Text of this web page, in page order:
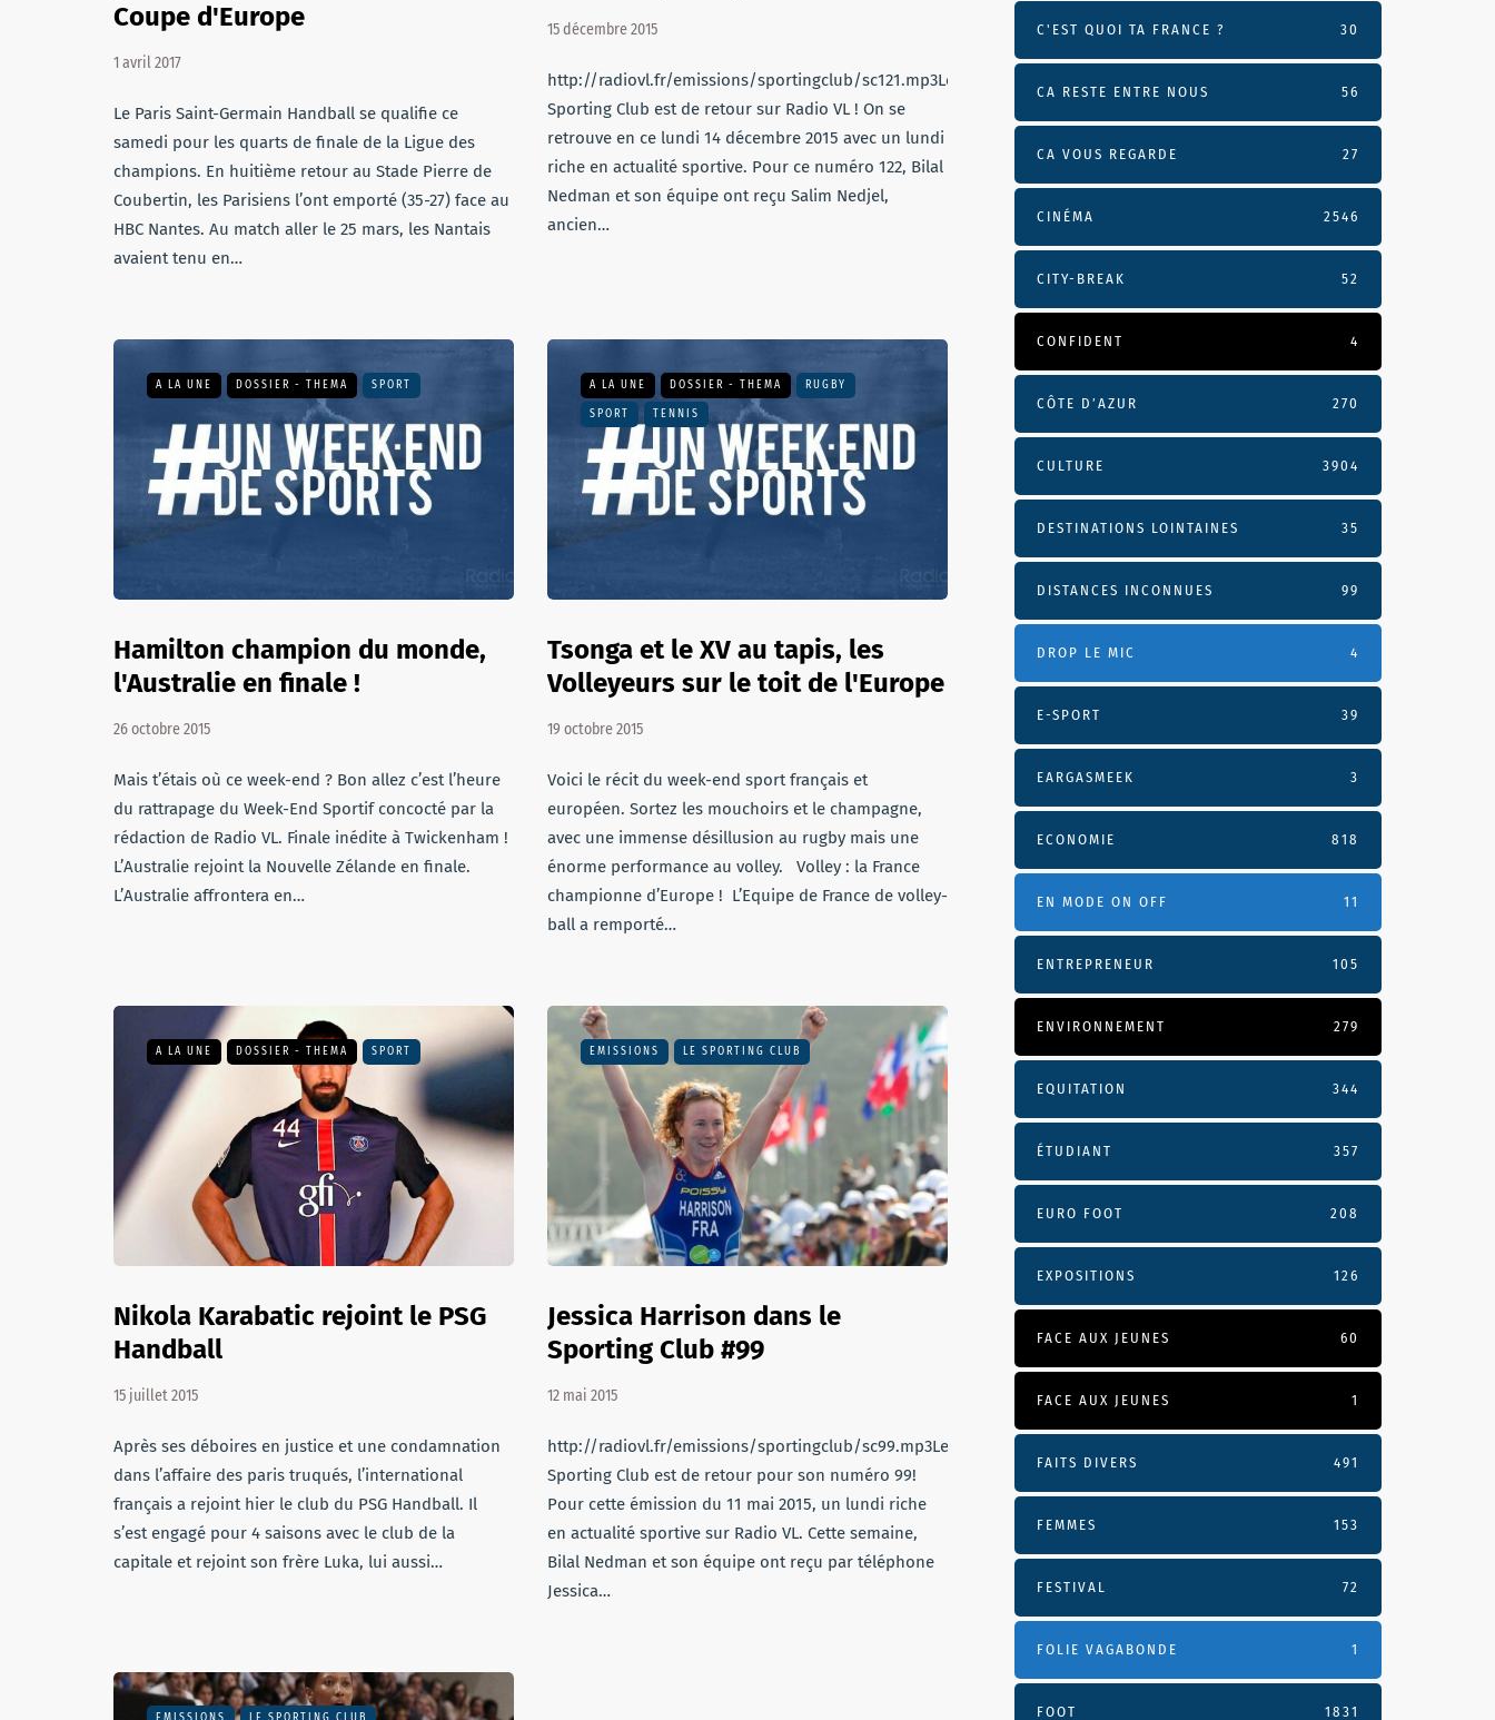
Coupe d'Europe
1 avril 2017
Le Paris Saint-Germain Handball se qualifie ce
samedi pour les quarts de finale de la Ligue des
champions. En huitième retour au Stade Pierre de
Coubertin, les Parisiens l’ont emporté (35-27) face au
HBC Nantes. Au match aller le 25 mars, les Nantais
avaient tenu en…
15 décembre 2015
http://radiovl.fr/emissions/sportingclub/sc121.mp3Le
Sporting Club est de retour sur Radio VL ! On se
retrouve en ce lundi 14 décembre 2015 avec un lundi
riche en actualité sportive. Pour ce numéro 122, Bilal
Nedman et son équipe ont reçu Salim Nedjel,
ancien…
A LA UNE DOSSIER - THEMA SPORT
Hamilton champion du monde,
l'Australie en finale !
26 octobre 2015
Mais t’étais où ce week-end ? Bon allez c’est l’heure
du rattrapage du Week-End Sportif concocté par la
rédaction de Radio VL. Finale inédite à Twickenham !
L’Australie rejoint la Nouvelle Zélande en finale.
L’Australie affrontera en…
A LA UNE DOSSIER - THEMA RUGBY
SPORT TENNIS
Tsonga et le XV au tapis, les
Volleyeurs sur le toit de l'Europe
19 octobre 2015
Voici le récit du week-end sport français et
européen. Sortez les mouchoirs et le champagne,
avec une immense désillusion au rugby mais une
énorme performance au volley. Volley : la France
championne d’Europe ! L’Equipe de France de volley-
ball a remporté…
A LA UNE DOSSIER - THEMA SPORT
Nikola Karabatic rejoint le PSG
Handball
15 juillet 2015
Après ses déboires en justice et une condamnation
dans l’affaire des paris truqués, l’international
français a rejoint hier le club du PSG Handball. Il
s’est engagé pour 4 saisons avec le club de la
capitale et rejoint son frère Luka, lui aussi…
EMISSIONS LE SPORTING CLUB
Jessica Harrison dans le
Sporting Club #99
12 mai 2015
http://radiovl.fr/emissions/sportingclub/sc99.mp3Le
Sporting Club est de retour pour son numéro 99!
Pour cette émission du 11 mai 2015, un lundi riche
en actualité sportive sur Radio VL. Cette semaine,
Bilal Nedman et son équipe ont reçu par téléphone
Jessica…
C'EST QUOI TA FRANCE ? 30
CA RESTE ENTRE NOUS 56
CA VOUS REGARDE 27
CINÉMA 2546
CITY-BREAK 52
CONFIDENT 4
CÔTE D’AZUR 270
CULTURE 3904
DESTINATIONS LOINTAINES 35
DISTANCES INCONNUES 99
DROP LE MIC 4
E-SPORT 39
EARGASMEEK 3
ECONOMIE 818
EN MODE ON OFF 11
ENTREPRENEUR 105
ENVIRONNEMENT 279
EQUITATION 344
ÉTUDIANT 357
EURO FOOT 208
EXPOSITIONS 126
FACE AUX JEUNES 60
FACE AUX JEUNES 1
FAITS DIVERS 491
FEMMES 153
FESTIVAL 72
FOLIE VAGABONDE 1
FOOT 1831